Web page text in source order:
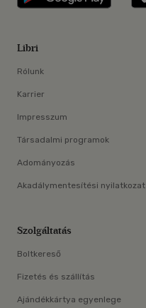
Libri
Rólunk
Karrier
Impresszum
Társadalmi programok
Adományozás
Akadálymentesítési nyilatkozat
Szolgáltatás
Boltkereső
Fizetés és szállítás
Ajándékkártya egyenlege